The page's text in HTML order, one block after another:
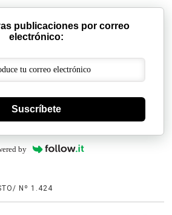
publicaciones por correo
electrónico:
Suscríbete
by
Nº 1.424